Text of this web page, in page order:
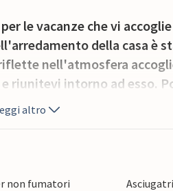
le vacanze che vi
della casa è
nell'atmosfera
riunitevi intorno ad esso.
guardate un film.
in giardino all'aria
altro
non fumatori